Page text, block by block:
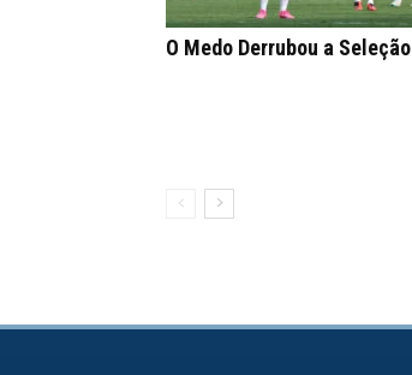
O Medo Derrubou a Seleção